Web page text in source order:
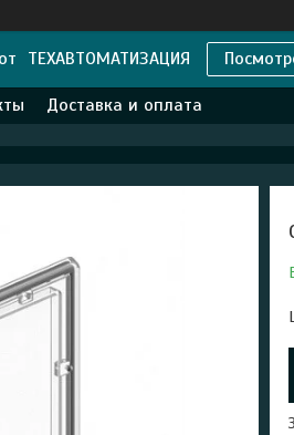
ТЕХАВТОМАТИЗАЦИЯ
Доставка и оплата